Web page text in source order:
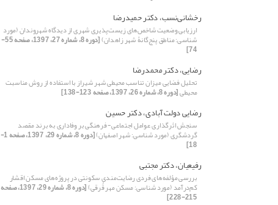
رخشانی‌‌نسب، دکتر حمیدرضا
ارزیابی وضعیت شاخص‌‌های زیست‌‌‌‌پذیری شهری از دیدگاه شهروندان (مورد
شناسی: مناطق پنج‌گانۀ شهر زاهدان) [دوره 8، شماره 27، 1397، صفحه 55-
74]
رضایی، دکتر محمدرضا
تحلیل فضایی میزان تناسب محیطی شهر شیراز با استفاده از روش مناسبت
محیطی[دوره 8، شماره 26، 1397، صفحه 123-138]
رضایی دولت آبادی، دکتر حسین
سنجش اثرگذاری عوامل اجتماعی- فرهنگی بر وفاداری به برند مقصد
گردشگری (مورد شناسی: شهر اصفهان) [دوره 8، شماره 29، 1397، صفحه 1-
18]
رفیعیان، دکتر مجتبی
بررسی ‌مؤلفه‌های فردی رضایت‌مندی سکونتی در پروژه‌‌‌های مسکن اقشار
کم‌درآمد (مورد شناسی: مسکن مهر قُرقی) [دوره 8، شماره 29، 1397، صفحه
215-228]